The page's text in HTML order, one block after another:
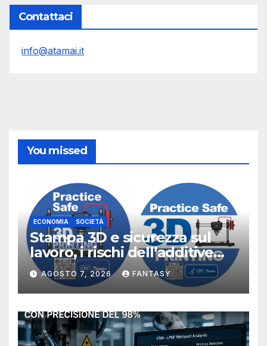
Contattaci
info@atamai.it
You missed
ECONOMIA SOCIETÀ
Stampa 3D e sicurezza sul
lavoro, i rischi dell’additive
manufacturing secondo
NIOSH
AGOSTO 7, 2026 FANTASY